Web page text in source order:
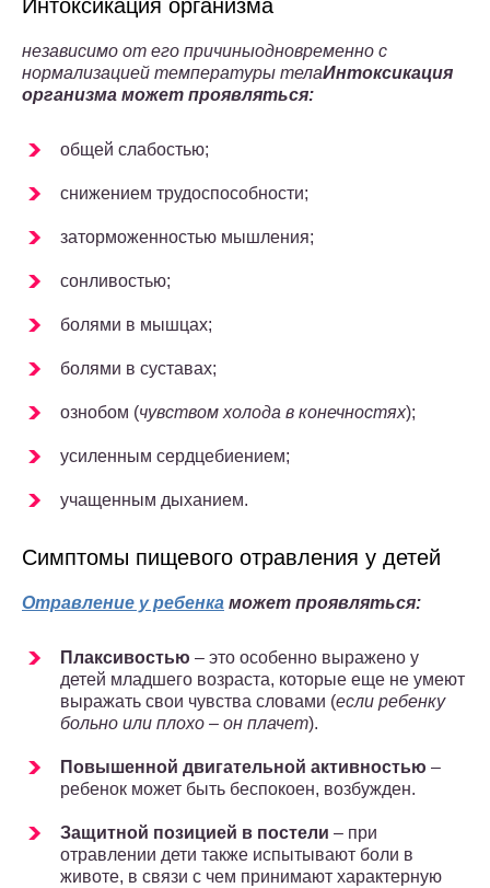
Интоксикация организма
независимо от его причиныодновременно с
нормализацией температуры телаИнтоксикация
организма может проявляться:
общей слабостью;
снижением трудоспособности;
заторможенностью мышления;
сонливостью;
болями в мышцах;
болями в суставах;
ознобом (чувством холода в конечностях);
усиленным сердцебиением;
учащенным дыханием.
Симптомы пищевого отравления у детей
Отравление у ребенка может проявляться:
Плаксивостью – это особенно выражено у
детей младшего возраста, которые еще не умеют
выражать свои чувства словами (если ребенку
больно или плохо – он плачет).
Повышенной двигательной активностью –
ребенок может быть беспокоен, возбужден.
Защитной позицией в постели – при
отравлении дети также испытывают боли в
животе, в связи с чем принимают характерную